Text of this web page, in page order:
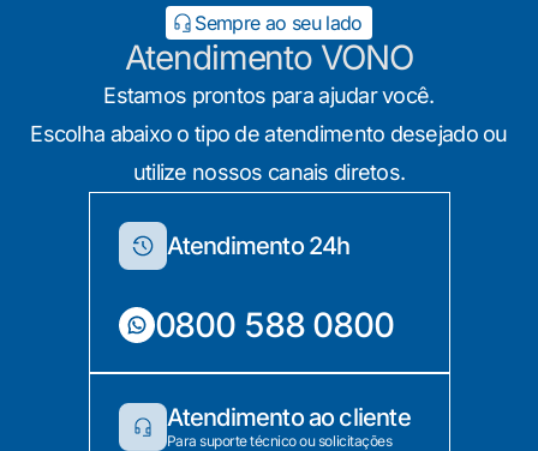
Sempre ao seu lado
Atendimento VONO
Estamos prontos para ajudar você.
Escolha abaixo o tipo de atendimento desejado ou
utilize nossos canais diretos.
Atendimento 24h
0800 588 0800
Atendimento ao cliente
Para suporte técnico ou solicitações